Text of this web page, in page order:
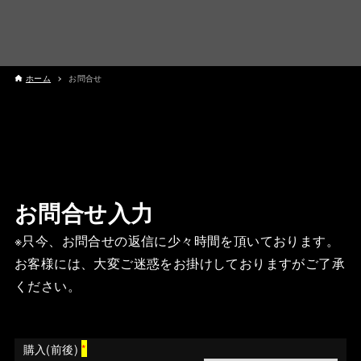
ホーム お問合せ
お問合せ入力
※只今、お問合せの返信に少々時間を頂いております。
お客様には、大変ご迷惑をお掛けしておりますがご了承
ください。
購入(前後)*